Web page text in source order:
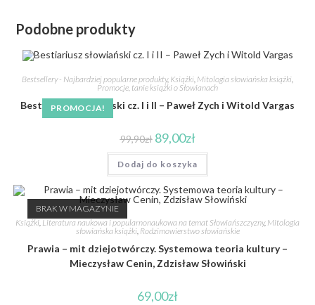
Podobne produkty
PROMOCJA!
Bestsellery - Najbardziej popularne produkty, Książki Mitologia słowiańska książki
Promocje, tanie książki o Słowianach
Bestiariusz słowiański cz. I i II – Paweł Zych i Witold Vargas
99,90zł 89,00zł
Dodaj do koszyka
BRAK W MAGAZYNIE
Książki, Literatura naukowa i popularnonaukowa na temat Słowiańszczyzny, Mitologia
słowiańska książki, Rodzimowierstwo słowiańskie
Prawia – mit dziejotwórczy. Systemowa teoria kultury –
Mieczysław Cenin, Zdzisław Słowiński
69,00zł